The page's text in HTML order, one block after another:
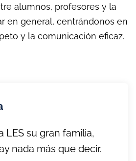
alumnos, profesores y la
en general, centrándonos en
y la comunicación eficaz.
LES su gran familia,
nada más que decir.